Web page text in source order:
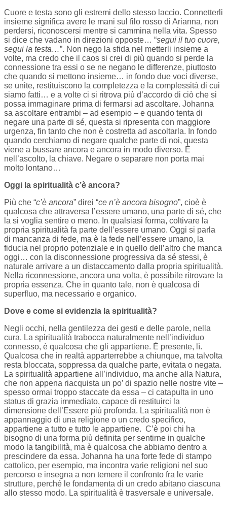
Cuore e testa sono gli estremi dello stesso laccio. Connetterli
insieme significa avere le mani sul filo rosso di Arianna, non
perdersi, riconoscersi mentre si cammina nella vita. Spesso
si dice che vadano in direzioni opposte… “segui il tuo cuore,
segui la testa…”. Non nego la sfida nel metterli insieme a
volte, ma credo che il caos si crei di più quando si perde la
connessione tra essi o se ne negano le differenze, piuttosto
che quando si mettono insieme… in fondo due voci diverse,
se unite, restituiscono la completezza e la complessità di cui
siamo fatti… e a volte ci si ritrova più d’accordo di ciò che si
possa immaginare prima di fermarsi ad ascoltare. Johanna
sa ascoltare entrambi – ad esempio – e quando tenta di
negare una parte di sé, questa si ripresenta con maggiore
urgenza, fin tanto che non è costretta ad ascoltarla. In fondo
quando cerchiamo di negare qualche parte di noi, questa
viene a bussare ancora e ancora in modo diverso. È
nell’ascolto, la chiave. Negare o separare non porta mai
molto lontano…
Oggi la spiritualità c’è ancora?
Più che “c’è ancora” direi “ce n’è ancora bisogno”, cioè è
qualcosa che attraversa l’essere umano, una parte di sé, che
la si voglia sentire o meno. In qualsiasi forma, coltivare la
propria spiritualità fa parte dell’essere umano. Oggi si parla
di mancanza di fede, ma è la fede nell’essere umano, la
fiducia nel proprio potenziale e in quello dell’altro che manca
oggi… con la disconnessione progressiva da sé stessi, è
naturale arrivare a un distaccamento dalla propria spiritualità.
Nella riconnessione, ancora una volta, è possibile ritrovare la
propria essenza. Che in quanto tale, non è qualcosa di
superfluo, ma necessario e organico.
Dove e come si evidenzia la spiritualità?
Negli occhi, nella gentilezza dei gesti e delle parole, nella
cura. La spiritualità trabocca naturalmente nell’individuo
connesso, è qualcosa che gli appartiene. È presente, lì.
Qualcosa che in realtà apparterrebbe a chiunque, ma talvolta
resta bloccata, soppressa da qualche parte, evitata o negata.
La spiritualità appartiene all’individuo, ma anche alla Natura,
che non appena riacquista un po’ di spazio nelle nostre vite –
spesso ormai troppo staccate da essa – ci catapulta in uno
status di grazia immediato, capace di restituirci la
dimensione dell’Essere più profonda. La spiritualità non è
appannaggio di una religione o un credo specifico,
appartiene a tutto e tutto le appartiene. C’è poi chi ha
bisogno di una forma più definita per sentirne in qualche
modo la tangibilità, ma è qualcosa che abbiamo dentro a
prescindere da essa. Johanna ha una forte fede di stampo
cattolico, per esempio, ma incontra varie religioni nel suo
percorso e insegna a non temere il confronto fra le varie
strutture, perché le fondamenta di un credo abitano ciascuna
allo stesso modo. La spiritualità è trasversale e universale.